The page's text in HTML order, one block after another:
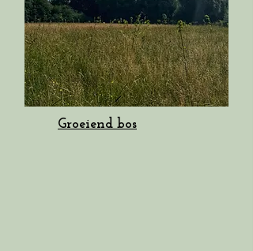
Groeiend bos